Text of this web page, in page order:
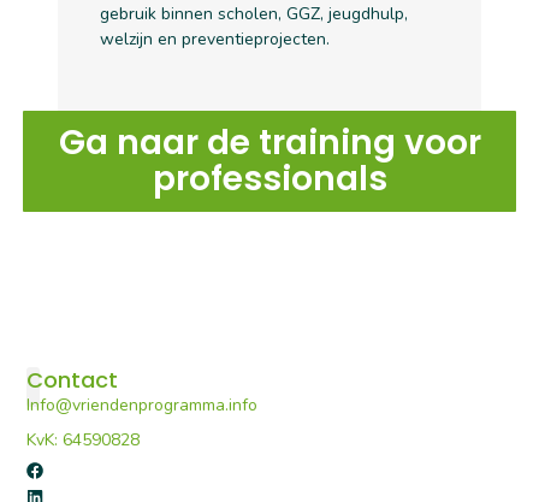
gebruik binnen scholen, GGZ, jeugdhulp,
welzijn en preventieprojecten.
Ga naar de training voor
professionals
Contact
Info@vriendenprogramma.info
KvK: 64590828